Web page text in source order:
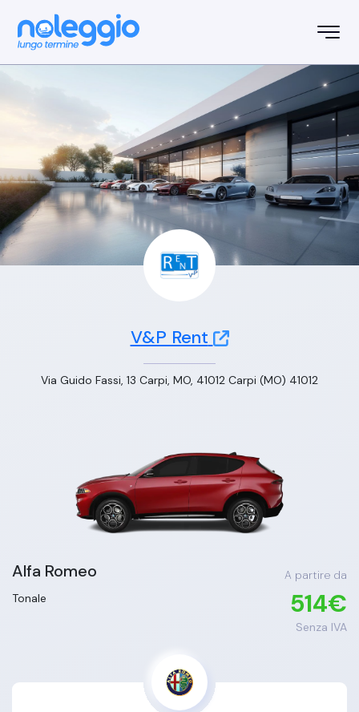
V&P Rent
Via Guido Fassi, 13 Carpi, MO, 41012 Carpi (MO) 41012
Alfa Romeo
A partire da
Tonale
514€
Senza IVA